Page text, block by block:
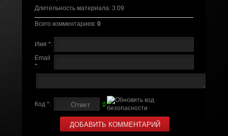
Длительность материала: 3:09
Всего комментариев: 0
Имя *:
Email
*:
Код *: